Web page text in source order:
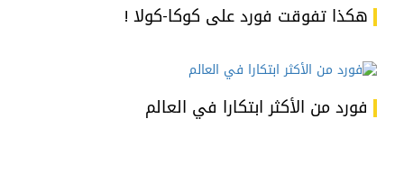
هكذا تفوقت فورد على كوكا-كولا !
فورد من الأكثر ابتكارا في العالم